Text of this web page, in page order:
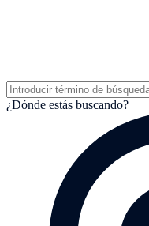
¿Dónde estás buscando?